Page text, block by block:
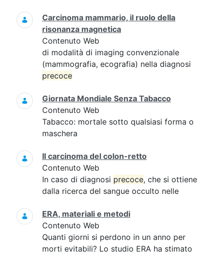
Carcinoma mammario, il ruolo della
risonanza magnetica
Contenuto Web
di modalità di imaging convenzionale
(mammografia, ecografia) nella diagnosi
precoce
Giornata Mondiale Senza Tabacco
Contenuto Web
Tabacco: mortale sotto qualsiasi forma o
maschera
Il carcinoma del colon-retto
Contenuto Web
In caso di diagnosi precoce, che si ottiene
dalla ricerca del sangue occulto nelle
ERA, materiali e metodi
Contenuto Web
Quanti giorni si perdono in un anno per
morti evitabili? Lo studio ERA ha stimato